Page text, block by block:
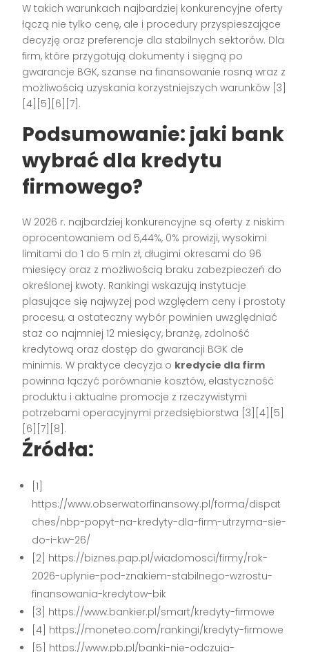
W takich warunkach najbardziej konkurencyjne oferty
łączą nie tylko cenę, ale i procedury przyspieszające
decyzję oraz preferencje dla stabilnych sektorów. Dla
firm, które przygotują dokumenty i sięgną po
gwarancje BGK, szanse na finansowanie rosną wraz z
możliwością uzyskania korzystniejszych warunków [3]
[4][5][6][7].
Podsumowanie: jaki bank
wybrać dla kredytu
firmowego?
W 2026 r. najbardziej konkurencyjne są oferty z niskim
oprocentowaniem od 5,44%, 0% prowizji, wysokimi
limitami do 1 do 5 mln zł, długimi okresami do 96
miesięcy oraz z możliwością braku zabezpieczeń do
określonej kwoty. Rankingi wskazują instytucje
plasujące się najwyżej pod względem ceny i prostoty
procesu, a ostateczny wybór powinien uwzględniać
staż co najmniej 12 miesięcy, branżę, zdolność
kredytową oraz dostęp do gwarancji BGK de
minimis. W praktyce decyzja o kredycie dla firm
powinna łączyć porównanie kosztów, elastyczność
produktu i aktualne promocje z rzeczywistymi
potrzebami operacyjnymi przedsiębiorstwa [3][4][5]
[6][7][8].
Źródła:
[1]
https://www.obserwatorfinansowy.pl/forma/dispat
ches/nbp-popyt-na-kredyty-dla-firm-utrzyma-sie-
do-i-kw-26/
[2] https://biznes.pap.pl/wiadomosci/firmy/rok-
2026-uplynie-pod-znakiem-stabilnego-wzrostu-
finansowania-kredytow-bik
[3] https://www.bankier.pl/smart/kredyty-firmowe
[4] https://moneteo.com/rankingi/kredyty-firmowe
[5] https://www.pb.pl/banki-nie-odczuja-